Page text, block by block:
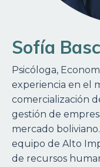
Sofía
Psicóloga,
experiencia en el
comercialización
gestión de
mercado
equipo de Alto
de recursos